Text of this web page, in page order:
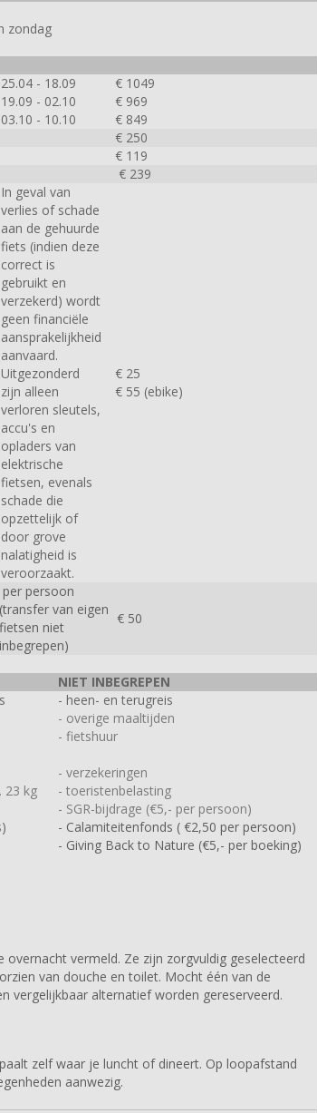
zondag
25.04 - 18.09
19.09 - 02.10
03.10 - 10.10
€ 1049
€ 969
€ 849
€ 250
€ 119
€ 239
In geval van
verlies of schade
aan de gehuurde
fiets (indien deze
correct is
gebruikt en
verzekerd) wordt
geen financiële
aansprakelijkheid
aanvaard.
Uitgezonderd
zijn alleen
verloren sleutels,
accu's en
opladers van
elektrische
fietsen, evenals
schade die
opzettelijk of
door grove
nalatigheid is
veroorzaakt.
€ 25
€ 55 (ebike)
per persoon
(transfer van eigen
fietsen niet
inbegrepen)
€ 50
NIET INBEGREPEN
- heen- en terugreis
- overige maaltijden
- fietshuur
- verzekeringen
23 kg
- toeristenbelasting
- SGR-bijdrage (€5,- per persoon)
- Calamiteitenfonds ( €2,50 per persoon)
- Giving Back to Nature (€5,- per boeking)
vermeld. Ze zijn zorgvuldig geselecteerd
van douche en toilet. Mocht één van de
vergelijkbaar alternatief worden gereserveerd.
zelf waar je luncht of dineert. Op loopafstand
aanwezig.